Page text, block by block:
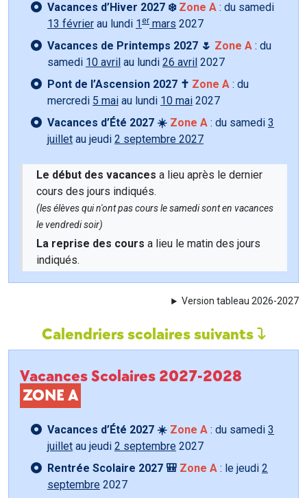
Vacances d’Hiver 2027 ❄️ Zone A : du samedi
13 février au lundi 1 er mars 2027
Vacances de Printemps 2027 🌷 Zone A : du
samedi 10 avril au lundi 26 avril 2027
Pont de l’Ascension 2027 ✝️ Zone A : du
mercredi 5 mai au lundi 10 mai 2027
Vacances d’Été 2027 ☀️ Zone A : du samedi 3
juillet au jeudi 2 septembre 2027
Le début des vacances a lieu après le dernier
cours des jours indiqués.
(les élèves qui n'ont pas cours le samedi sont en vacances
le vendredi soir)
La reprise des cours a lieu le matin des jours
indiqués.
Version tableau 2026-2027
Calendriers scolaires suivants
Vacances Scolaires 2027-2028
ZONE A
Vacances d’Été 2027 ☀️ Zone A : du samedi 3
juillet au jeudi 2 septembre 2027
Rentrée Scolaire 2027 🎒 Zone A : le jeudi 2
septembre 2027